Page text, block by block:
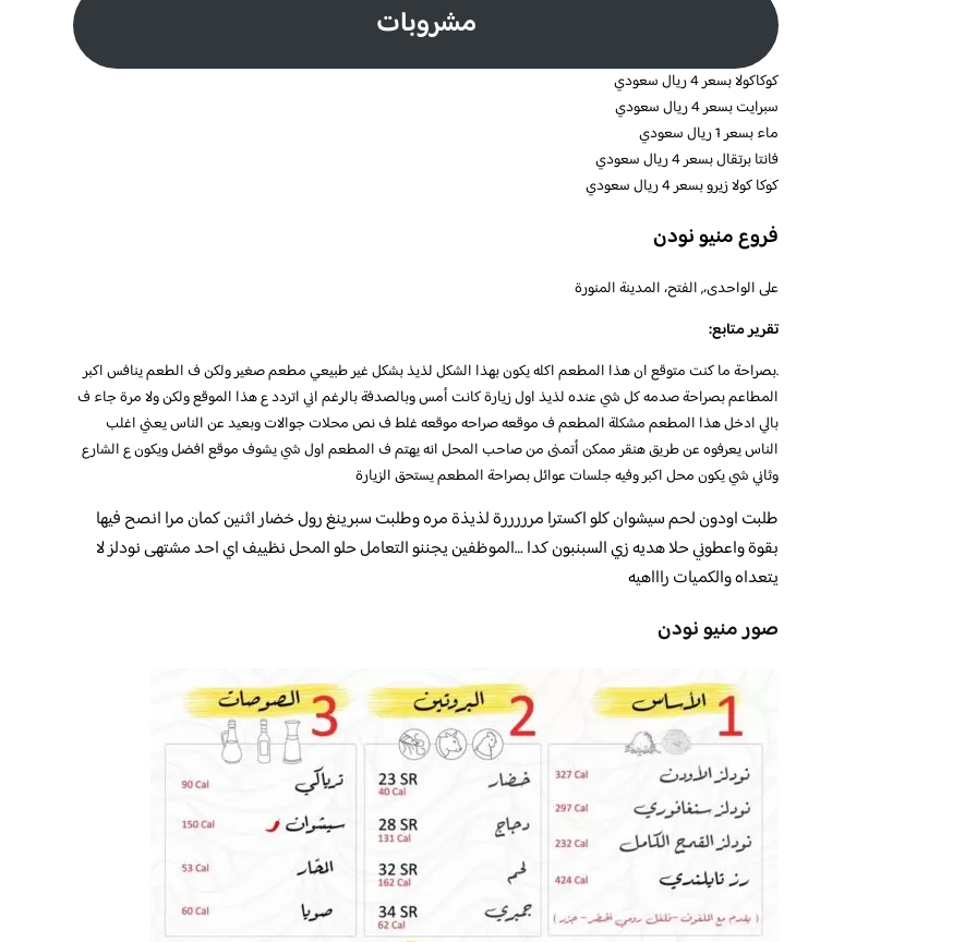
مشروبات
كوكاكولا بسعر 4 ريال سعودي
سبرايت بسعر 4 ريال سعودي
ماء بسعر 1 ريال سعودي
فانتا برتقال بسعر 4 ريال سعودي
كوكا كولا زيرو بسعر 4 ريال سعودي
فروع منيو نودن
على الواحدى،, الفتح، المدينة المنورة
تقرير متابع:
.بصراحة ما كنت متوقع ان هذا المطعم اكله يكون بهذا الشكل لذيذ بشكل غير طبيعي مطعم صغير ولكن ف الطعم ينافس اكبر
المطاعم بصراحة صدمه كل شي عنده لذيذ اول زيارة كانت أمس وبالصدفة بالرغم اني اتردد ع هذا الموقع ولكن ولا مرة جاء ف
بالي ادخل هذا المطعم مشكلة المطعم ف موقعه صراحه موقعه غلط ف نص محلات جوالات وبعيد عن الناس يعني اغلب
الناس يعرفوه عن طريق هنقر ممكن أتمنى من صاحب المحل انه يهتم ف المطعم اول شي يشوف موقع افضل ويكون ع الشارع
وثاني شي يكون محل اكبر وفيه جلسات عوائل بصراحة المطعم يستحق الزيارة
طلبت اودون لحم سيشوان كلو اكسترا مرررررة لذيذة مره وطلبت سبرينغ رول خضار اثنين كمان مرا انصح فيها
بقوة واعطوني حلا هديه زي السبنبون كدا …الموظفين يجننو التعامل حلو المحل نظييف اي احد مشتهى نودلز لا
يتعداه والكميات راااهيه
صور منيو نودن